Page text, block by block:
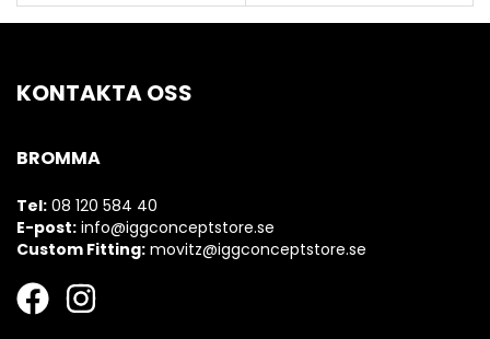
KONTAKTA OSS
BROMMA
Tel: 08 120 584 40
E-post: info@iggconceptstore.se
Custom Fitting: movitz@iggconceptstore.se